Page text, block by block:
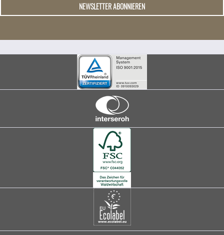
NEWSLETTER ABONNIEREN